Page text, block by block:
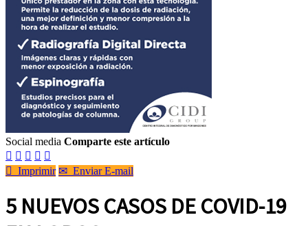
Social media Comparte este artículo
    
 Imprimir ✉ Enviar E-mail
5 NUEVOS CASOS DE COVID-19